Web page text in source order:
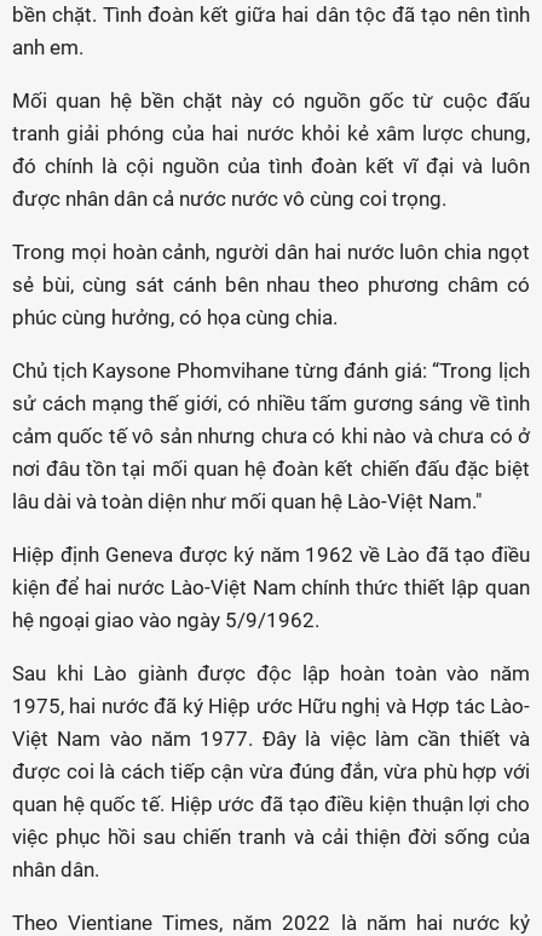
bền chặt. Tình đoàn kết giữa hai dân tộc đã tạo nên tình
anh em.
Mối quan hệ bền chặt này có nguồn gốc từ cuộc đấu
tranh giải phóng của hai nước khỏi kẻ xâm lược chung,
đó chính là cội nguồn của tình đoàn kết vĩ đại và luôn
được nhân dân cả nước nước vô cùng coi trọng.
Trong mọi hoàn cảnh, người dân hai nước luôn chia ngọt
sẻ bùi, cùng sát cánh bên nhau theo phương châm có
phúc cùng hưởng, có họa cùng chia.
Chủ tịch Kaysone Phomvihane từng đánh giá: “Trong lịch
sử cách mạng thế giới, có nhiều tấm gương sáng về tình
cảm quốc tế vô sản nhưng chưa có khi nào và chưa có ở
nơi đâu tồn tại mối quan hệ đoàn kết chiến đấu đặc biệt
lâu dài và toàn diện như mối quan hệ Lào-Việt Nam."
Hiệp định Geneva được ký năm 1962 về Lào đã tạo điều
kiện để hai nước Lào-Việt Nam chính thức thiết lập quan
hệ ngoại giao vào ngày 5/9/1962.
Sau khi Lào giành được độc lập hoàn toàn vào năm
1975, hai nước đã ký Hiệp ước Hữu nghị và Hợp tác Lào-
Việt Nam vào năm 1977. Đây là việc làm cần thiết và
được coi là cách tiếp cận vừa đúng đắn, vừa phù hợp với
quan hệ quốc tế. Hiệp ước đã tạo điều kiện thuận lợi cho
việc phục hồi sau chiến tranh và cải thiện đời sống của
nhân dân.
Theo Vientiane Times, năm 2022 là năm hai nước kỷ